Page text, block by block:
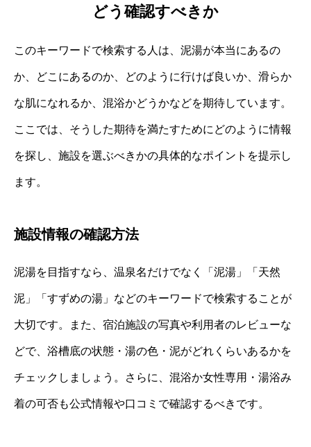
どう確認すべきか
このキーワードで検索する人は、泥湯が本当にあるの
か、どこにあるのか、どのように行けば良いか、滑らか
な肌になれるか、混浴かどうかなどを期待しています。
ここでは、そうした期待を満たすためにどのように情報
を探し、施設を選ぶべきかの具体的なポイントを提示し
ます。
施設情報の確認方法
泥湯を目指すなら、温泉名だけでなく「泥湯」「天然
泥」「すずめの湯」などのキーワードで検索することが
大切です。また、宿泊施設の写真や利用者のレビューな
どで、浴槽底の状態・湯の色・泥がどれくらいあるかを
チェックしましょう。さらに、混浴か女性専用・湯浴み
着の可否も公式情報や口コミで確認するべきです。